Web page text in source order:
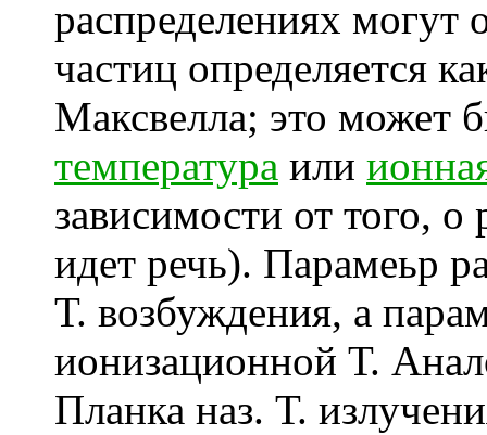
распределениях могут
частиц определяется
Максвелла; это может
температура или
зависимости от того, о
идет речь). Парамеьр
Т. возбуждения, а
ионизационной Т.
Планка наз. Т.